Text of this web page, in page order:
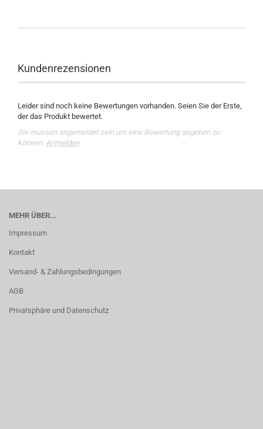
Kundenrezensionen
Leider sind noch keine Bewertungen vorhanden. Seien Sie der Erste,
der das Produkt bewertet.
Sie müssen angemeldet sein um eine Bewertung abgeben zu
können. Anmelden
MEHR ÜBER...
Impressum
Kontakt
Versand- & Zahlungsbedingungen
AGB
Privatsphäre und Datenschutz